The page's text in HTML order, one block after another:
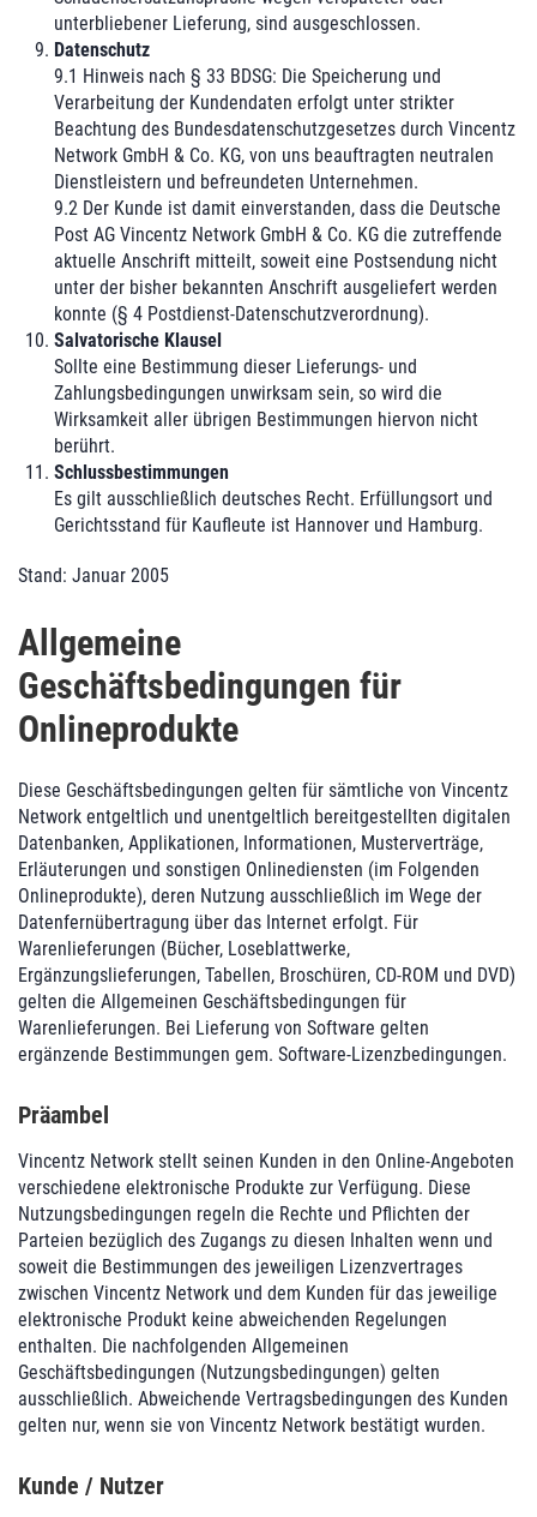
unterbliebener Lieferung, sind ausgeschlossen.
Datenschutz
9.1 Hinweis nach § 33 BDSG: Die Speicherung und
Verarbeitung der Kundendaten erfolgt unter strikter
Beachtung des Bundesdatenschutzgesetzes durch Vincentz
Network GmbH & Co. KG, von uns beauftragten neutralen
Dienstleistern und befreundeten Unternehmen.
9.2 Der Kunde ist damit einverstanden, dass die Deutsche
Post AG Vincentz Network GmbH & Co. KG die zutreffende
aktuelle Anschrift mitteilt, soweit eine Postsendung nicht
unter der bisher bekannten Anschrift ausgeliefert werden
konnte (§ 4 Postdienst-Datenschutzverordnung).
Salvatorische Klausel
Sollte eine Bestimmung dieser Lieferungs- und
Zahlungsbedingungen unwirksam sein, so wird die
Wirksamkeit aller übrigen Bestimmungen hiervon nicht
berührt.
Schlussbestimmungen
Es gilt ausschließlich deutsches Recht. Erfüllungsort und
Gerichtsstand für Kaufleute ist Hannover und Hamburg.
Stand: Januar 2005
Allgemeine
Geschäftsbedingungen für
Onlineprodukte
Diese Geschäftsbedingungen gelten für sämtliche von Vincentz
Network entgeltlich und unentgeltlich bereitgestellten digitalen
Datenbanken, Applikationen, Informationen, Musterverträge,
Erläuterungen und sonstigen Onlinediensten (im Folgenden
Onlineprodukte), deren Nutzung ausschließlich im Wege der
Datenfernübertragung über das Internet erfolgt. Für
Warenlieferungen (Bücher, Loseblattwerke,
Ergänzungslieferungen, Tabellen, Broschüren, CD-ROM und DVD)
gelten die Allgemeinen Geschäftsbedingungen für
Warenlieferungen. Bei Lieferung von Software gelten
ergänzende Bestimmungen gem. Software-Lizenzbedingungen.
Präambel
Vincentz Network stellt seinen Kunden in den Online-Angeboten
verschiedene elektronische Produkte zur Verfügung. Diese
Nutzungsbedingungen regeln die Rechte und Pflichten der
Parteien bezüglich des Zugangs zu diesen Inhalten wenn und
soweit die Bestimmungen des jeweiligen Lizenzvertrages
zwischen Vincentz Network und dem Kunden für das jeweilige
elektronische Produkt keine abweichenden Regelungen
enthalten. Die nachfolgenden Allgemeinen
Geschäftsbedingungen (Nutzungsbedingungen) gelten
ausschließlich. Abweichende Vertragsbedingungen des Kunden
gelten nur, wenn sie von Vincentz Network bestätigt wurden.
Kunde / Nutzer